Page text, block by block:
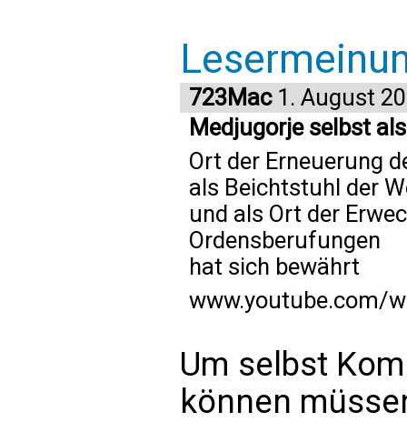
723Mac1. August
Medjugorje selbst
Ort der Erneuerung
als Beichtstuhl der
und als Ort der
Ordensberufungen
hat sich bewährt
www.youtube.com/
Um selbst
können